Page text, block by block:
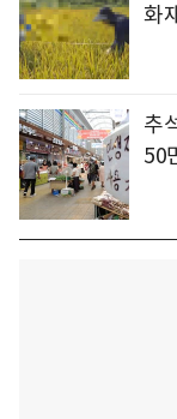
화
추
50